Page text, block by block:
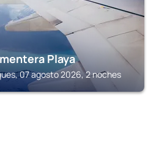
Playa
07 agosto 2026, 2 noches